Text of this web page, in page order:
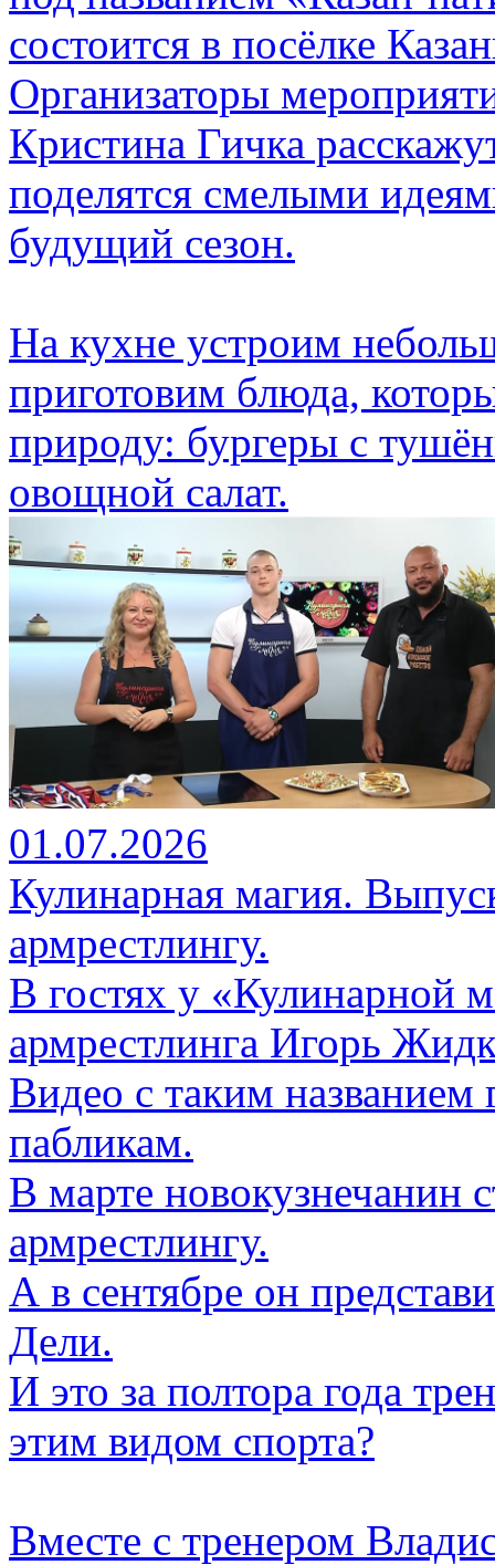
состоится в посёлке
Организаторы
Кристина Гичка
поделятся смелыми
будущий сезон.
На кухне устроим
приготовим блюда,
природу: бургеры с
овощной салат.
01.07.2026
Кулинарная магия.
армрестлингу.
В гостях у «Кулинарной
армрестлинга Игорь
Видео с таким названием
пабликам.
В марте новокузнечанин
армрестлингу.
А в сентябре он
Дели.
И это за полтора года
этим видом спорта?
Вместе с тренером